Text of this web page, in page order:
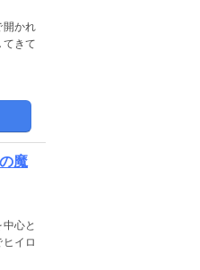
開かれ
きて
魔
心と
イロ